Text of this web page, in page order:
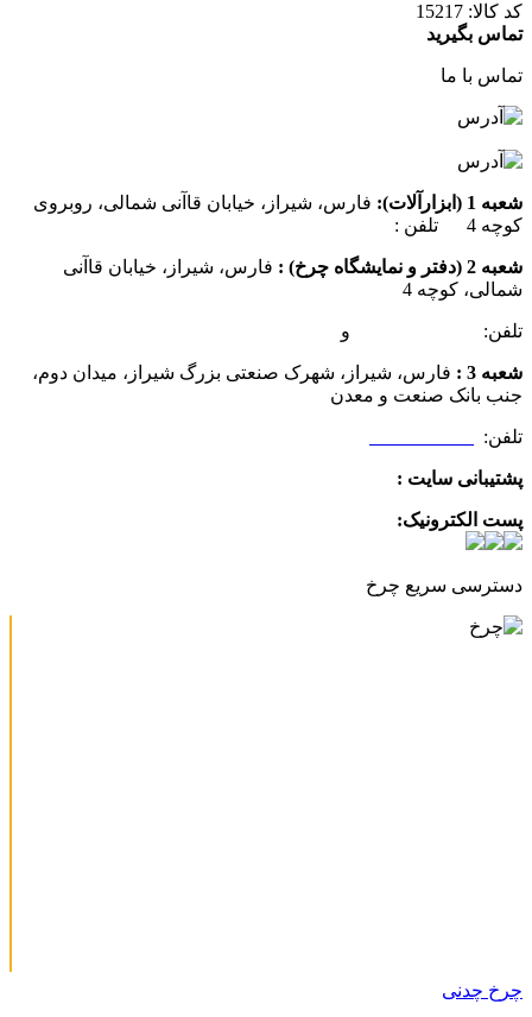
کد کالا: 15217
تماس بگیرید
تماس با ما
شعبه 1 (ابزارآلات):
فارس، شیراز، خیابان قاآنی شمالی، روبروی
کوچه 4 تلفن :
شعبه 2 (دفتر و نمایشگاه چرخ) :
فارس، شیراز، خیابان قاآنی
شمالی، کوچه 4
تلفن: و
شعبه 3 :
فارس، شیراز، شهرک صنعتی بزرگ شیراز، میدان دوم،
جنب بانک صنعت و معدن
تلفن:
پشتیبانی سایت :
پست الکترونیک:
دسترسی سریع چرخ
چرخ چدنی